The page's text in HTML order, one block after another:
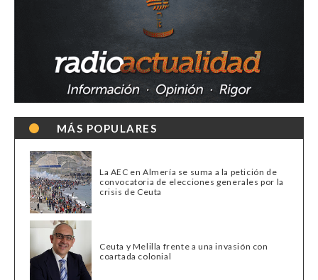
MÁS POPULARES
La AEC en Almería se suma a la petición de
convocatoria de elecciones generales por la
crisis de Ceuta
Ceuta y Melilla frente a una invasión con
coartada colonial